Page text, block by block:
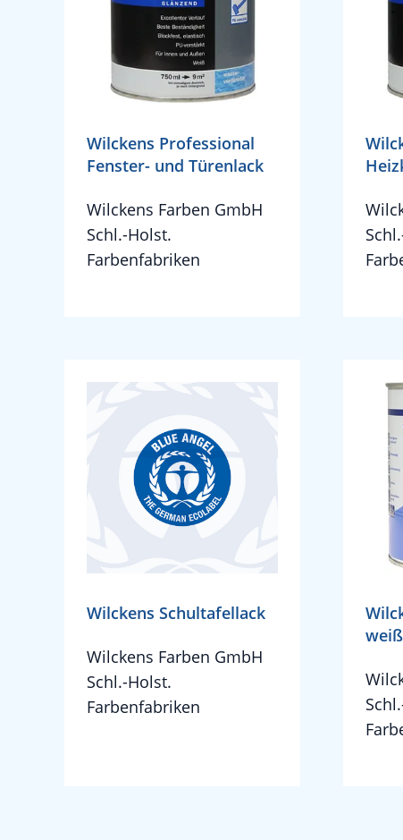
Wilckens Professional
Fenster- und Türenlack
Wilckens Farben GmbH
Schl.-Holst.
Farbenfabriken
Wilckens Schultafellack
Wilckens Farben GmbH
Schl.-Holst.
Farbenfabriken